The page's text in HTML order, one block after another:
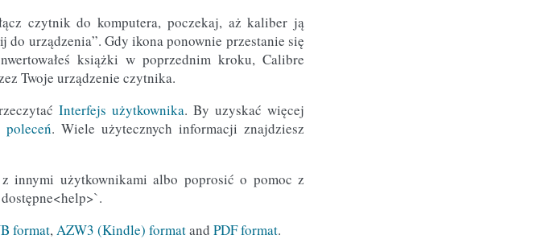
czytnik do komputera, poczekaj, aż kaliber ją
urządzenia”. Gdy ikona ponownie przestanie się
książki w poprzednim kroku, Calibre
Twoje urządzenie czytnika.
Interfejs użytkownika. By uzyskać więcej
. Wiele użytecznych informacji znajdziesz
innymi użytkownikami albo poprosić o pomoc z
format,AZW3 (Kindle) formatand PDF format.